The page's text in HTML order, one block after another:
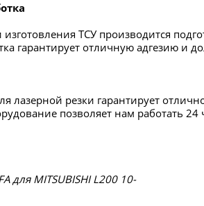
ТСУ производится
гарантирует отличную адгезию и
лазерной резки гарантирует
позволяет нам работать
для MITSUBISHI L200 10-